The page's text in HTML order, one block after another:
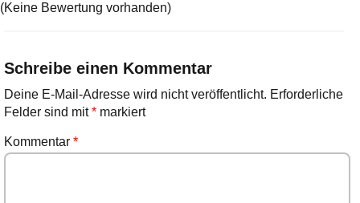
(Keine Bewertung vorhanden)
Schreibe einen Kommentar
Deine E-Mail-Adresse wird nicht veröffentlicht. Erforderliche
Felder sind mit*markiert
Kommentar *